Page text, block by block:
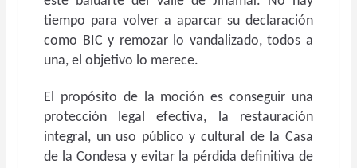
tiempo para volver a aparcar su declaración
como BIC y remozar lo vandalizado, todos a
una, el objetivo lo merece.
El propósito de la moción es conseguir una
protección legal efectiva, la restauración
integral, un uso público y cultural de la Casa
de la Condesa y evitar la pérdida definitiva de